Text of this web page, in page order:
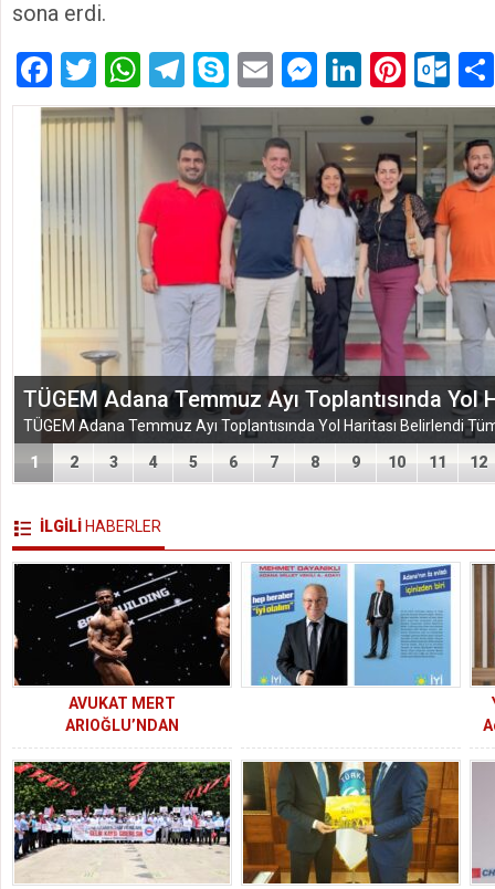
sona erdi.
Facebook
Twitter
WhatsApp
Telegram
SkypeEmailMessenger
LinkedIn
EĞİTİM-BİR-SEN ADANA ŞUBESİ’NDEN
VEFA VE DAYANIŞMA ÇIKARMASI
1 2 3 4 5 6 7 8 9 10 11 12
İLGİLİ HABERLER
AVUKAT MERT
ARIOĞLU’NDAN
BALKANLARDA TARİHİ BAŞARI